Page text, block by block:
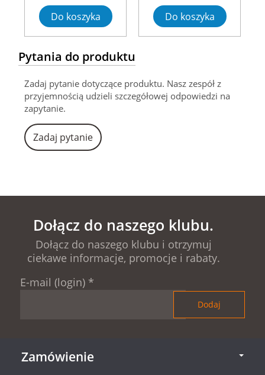
Do koszyka Do koszyka
Pytania do produktu
Zadaj pytanie dotyczące produktu. Nasz zespół z
przyjemnością udzieli szczegółowej odpowiedzi na
zapytanie.
Zadaj pytanie
Dołącz do naszego klubu.
Dołącz do naszego klubu i otrzymuj
ciekawe informacje, promocje i rabaty.
E-mail (login) *
Zamówienie